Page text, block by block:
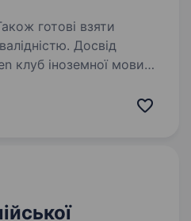
готові взяти
Досвід
37